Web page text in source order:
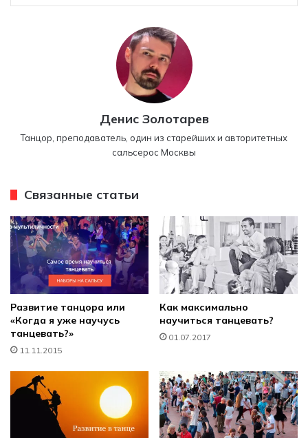
Денис Золотарев
Танцор, преподаватель, один из старейших и авторитетных
сальсерос Москвы
Связанные статьи
Развитие танцора или
«Когда я уже научусь
танцевать?»
11.11.2015
Как максимально
научиться танцевать?
01.07.2017